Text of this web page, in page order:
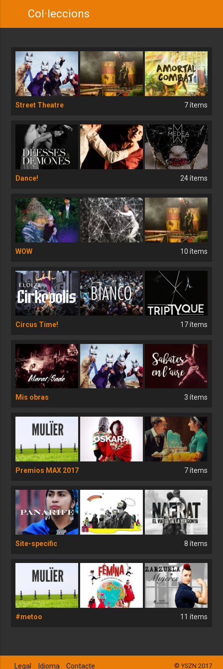
Col·leccions
Street Theatre 7 ítems
Dance! 24 ítems
WOW 10 ítems
Circus Time! 17 ítems
Mis obras 3 ítems
Premios MAX 2017 7 ítems
Site-specific 8 ítems
#metoo 11 ítems
© YSZN 2017
Legal Idioma Contacte